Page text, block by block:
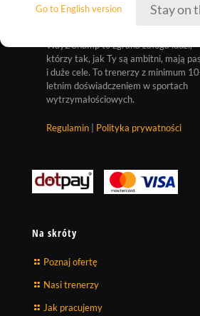
Way2Champ to zgrana załoga ludzi,
którzy tak, jak Ty są ambitni, mają
i duże cele. To trenerzy z minimum
letnim doświadczeniem w sportach
wytrzymałościowych.
Regulamin Polityka prywatności
Na skróty
Poznaj ofertę
Nasi trenerzy
Jak pracujemy
Go to English version Stay on